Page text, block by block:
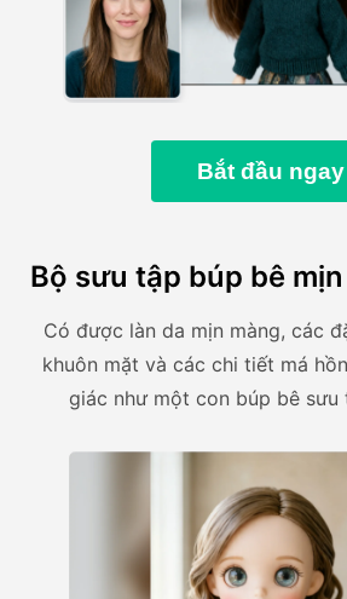
Bắt đầu ngay
Bộ sưu tập búp bê
Có được làn da mịn màng, các
khuôn mặt và các chi tiết má
giác như một con búp bê sưu